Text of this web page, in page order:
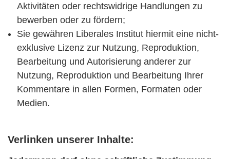
Aktivitäten oder rechtswidrige Handlungen zu
bewerben oder zu fördern;
Sie gewähren Liberales Institut hiermit eine nicht-
exklusive Lizenz zur Nutzung, Reproduktion,
Bearbeitung und Autorisierung anderer zur
Nutzung, Reproduktion und Bearbeitung Ihrer
Kommentare in allen Formen, Formaten oder
Medien.
Verlinken unserer Inhalte: